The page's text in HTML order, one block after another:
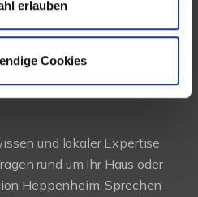
erlauben
Cookiesin Heppenheim
und bei der Vermietung
und lokaler Expertise
rund um Ihr Haus oder
Heppenheim. Sprechen